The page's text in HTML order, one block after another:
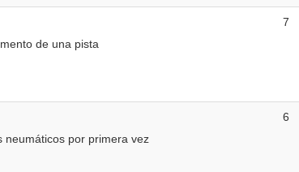
de una pista
7
neumáticos por primera vez
6